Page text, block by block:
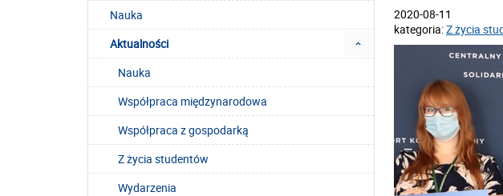
2020-08-11
kategoria:Z życia
Nauka
Aktualności
Nauka
Współpraca międzynarodowa
Współpraca z gospodarką
Z życia studentów
Wydarzenia